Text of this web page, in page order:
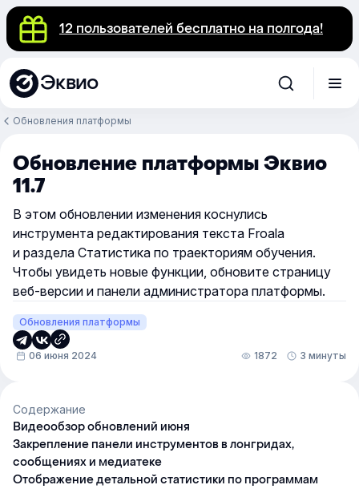
12 пользователей бесплатно на полгода!
Эквио
Обновления платформы
Обновление платформы Эквио
11.7
В этом обновлении изменения коснулись
инструмента редактирования текста Froala
и раздела Статистика по траекториям обучения.
Чтобы увидеть новые функции, обновите страницу
веб-версии и панели администратора платформы.
Обновления платформы
06 июня 2024 1872 3 минуты
Содержание
Видеообзор обновлений июня
Закрепление панели инструментов в лонгридах,
сообщениях и медиатеке
Отображение детальной статистики по программам